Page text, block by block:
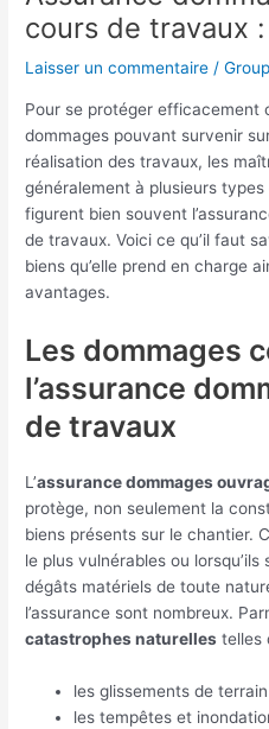
cours de travaux
Laisser un commentaire /
Pour se protéger efficacement
dommages pouvant survenir
réalisation des travaux, les
généralement à plusieurs
figurent bien souvent
de travaux. Voici ce qu’il faut
biens qu’elle prend en charge
avantages.
Les dommages
l’assurance
de travaux
L’assurance dommages
protège, non seulement la
biens présents sur le chantier.
le plus vulnérables ou
dégâts matériels de toute
l’assurance sont nombreux.
catastrophes naturelles telles
les glissements de terrain
les tempêtes et